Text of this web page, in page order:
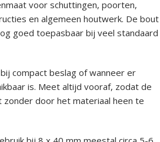
voor schuttingen, poorten,
en algemeen houtwerk. De bout
goed toepasbaar bij veel standaard
compact beslag of wanneer er
is. Meet altijd vooraf, zodat de
door het materiaal heen te